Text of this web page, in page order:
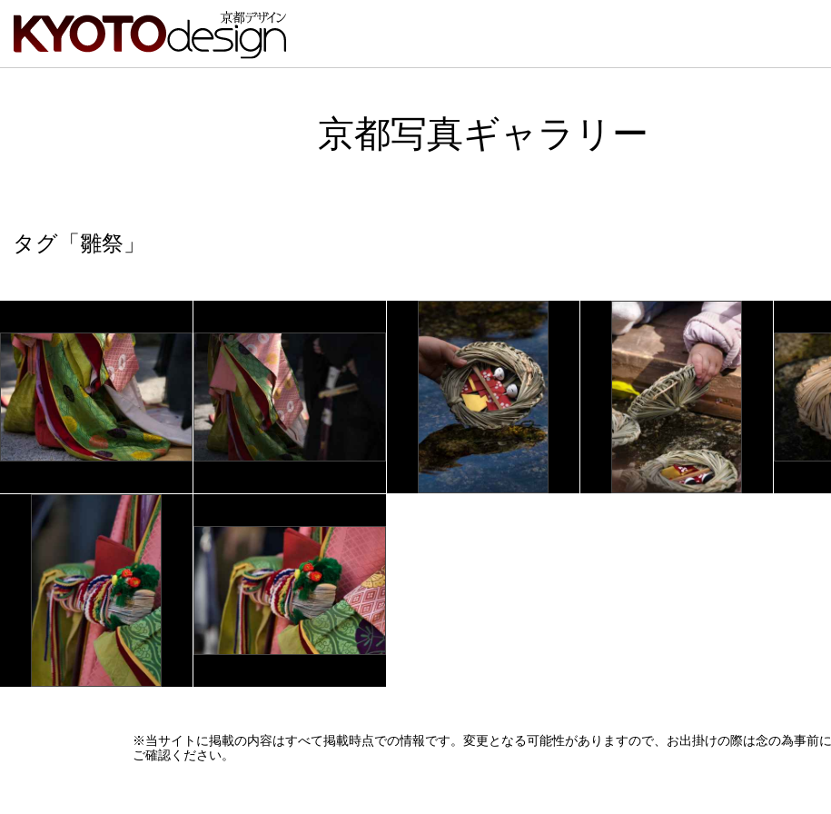
京都写真ギャラリー
タグ「雛祭」
※当サイトに掲載の内容はすべて掲載時点での情報です。変更となる可能性がありますので、お出掛けの際は念の為事前に
ご確認ください。